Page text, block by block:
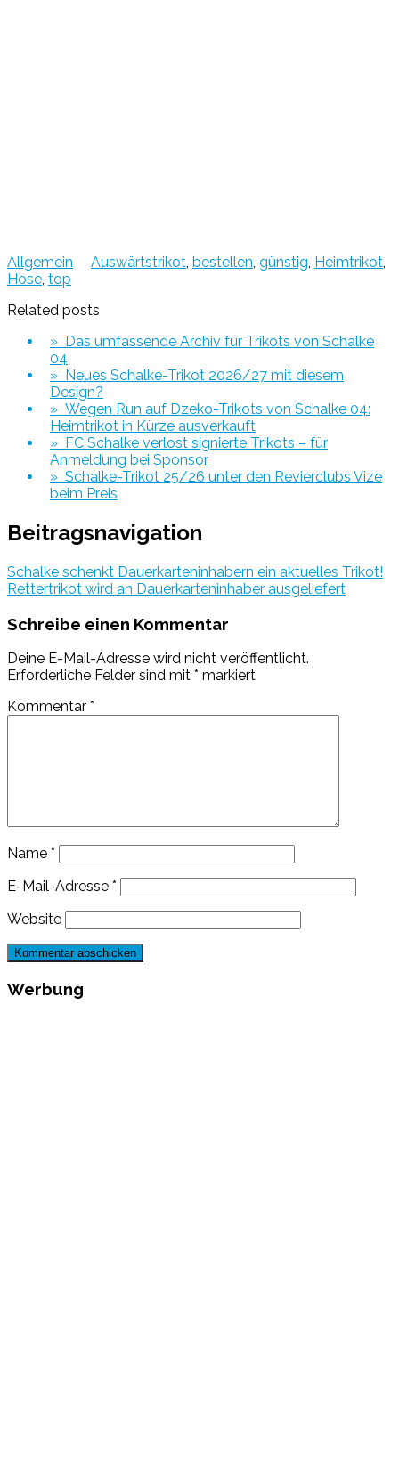
Allgemein Auswärtstrikot, bestellen, günstig, Heimtrikot,
Hose, top
Related posts
» Das umfassende Archiv für Trikots von Schalke
04
» Neues Schalke-Trikot 2026/27 mit diesem
Design?
» Wegen Run auf Dzeko-Trikots von Schalke 04:
Heimtrikot in Kürze ausverkauft
» FC Schalke verlost signierte Trikots – für
Anmeldung bei Sponsor
» Schalke-Trikot 25/26 unter den Revierclubs Vize
beim Preis
Beitragsnavigation
Schalke schenkt Dauerkarteninhabern ein aktuelles Trikot!
Rettertrikot wird an Dauerkarteninhaber ausgeliefert
Schreibe einen Kommentar
Deine E-Mail-Adresse wird nicht veröffentlicht.
Erforderliche Felder sind mit * markiert
Kommentar *
Name *
E-Mail-Adresse *
Website
Werbung